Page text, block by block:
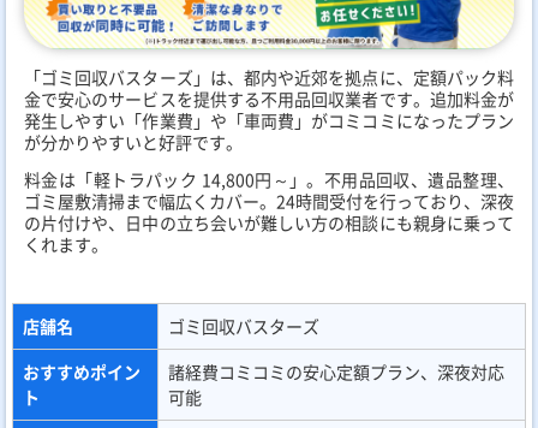
「ゴミ回収バスターズ」は、都内や近郊を拠点に、定額パック料
金で安心のサービスを提供する不用品回収業者です。追加料金が
発生しやすい「作業費」や「車両費」がコミコミになったプラン
が分かりやすいと好評です。
料金は「軽トラパック 14,800円～」。不用品回収、遺品整理、
ゴミ屋敷清掃まで幅広くカバー。24時間受付を行っており、深夜
の片付けや、日中の立ち会いが難しい方の相談にも親身に乗って
くれます。
店舗名
ゴミ回収バスターズ
おすすめポイン
ト
諸経費コミコミの安心定額プラン、深夜対応
可能